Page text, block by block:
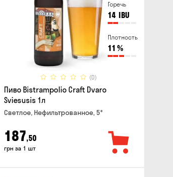
Горечь
14 IBU
Плотность
11 %
(0)
Пиво Bistrampolio Craft Dvaro
Sviesusis 1л
Светлое, Нефильтрованное, 5°
187,50
грн за 1 шт